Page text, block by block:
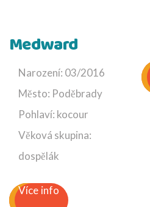
Medward
Narození: 03/2016
Město: Poděbrady
Pohlaví: kocour
Věková skupina:
dospělák
Více info